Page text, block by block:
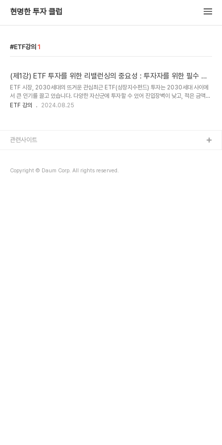
현명한 투자 클럽
ETF강의 1
(제1강) ETF 투자를 위한 리밸런싱의 중요성 : 투자자를 위한 필수 전
략
ETF 시장, 2030세대의 뜨거운 관심최근 ETF(상장지수펀드) 투자는 2030세대 사이에
서 큰 인기를 끌고 있습니다. 다양한 자산군에 투자할 수 있어 진입장벽이 낮고, 적은 금액으
로도 분산 투자 효과를 누릴 수 있기 때문이죠. 그러나 많은 초보 투자자들이 투자 초기 단계
요한 판단 기준이 되어야 합니다.리밸런싱이란 무엇인가?리밸런싱이란, 간단히 말해 자산 포
ETF 강의 2024.08.25
Copyright © Daum Corp. All rights reserved.
관련사이트